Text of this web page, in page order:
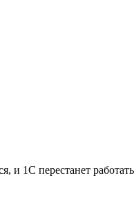
и 1С перестанет